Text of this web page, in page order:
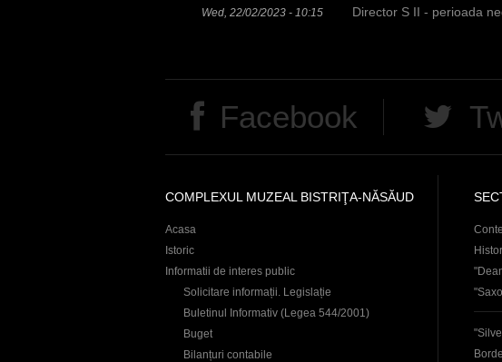
Wed, 22/02/2023 - 10:15 Director S II - perioada
Facebook
COMPLEXUL MUZEAL BISTRIŢA-NĂSĂUD
Acasa
Istoric
Informatii de interes public
Solicitare informații. Legislație
Buletinul Informativ (Legea 544/2001)
Buget
Bilanțuri contabile